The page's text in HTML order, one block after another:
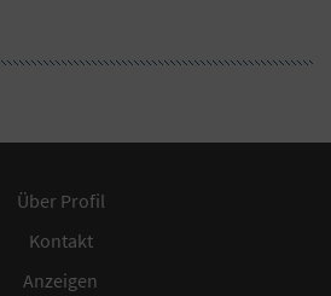
Über Profil
Kontakt
Anzeigen